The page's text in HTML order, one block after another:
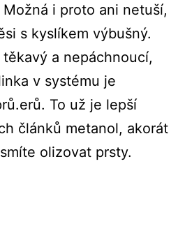
i proto ani netuší,
s kyslíkem výbušný.
a nepáchnoucí,
v systému je
To už je lepší
článků metanol, akorát
olizovat prsty.